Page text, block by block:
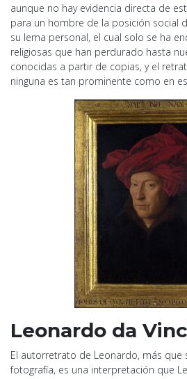
aunque no hay evidencia directa de
para un hombre de la posición social
su lema personal, el cual solo se ha
religiosas que han perdurado hasta
conocidas a partir de copias, y el
ninguna es tan prominente como en
Leonardo da
El autorretrato de Leonardo, más que
fotografía, es una interpretación que